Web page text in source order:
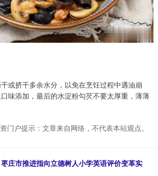
或挤干多余水分，以免在烹饪过程中遇油崩
味添加，最后的水淀粉勾芡不要太厚重，薄薄
门户提示：文章来自网络，不代表本站观点。
庄市推进指向立德树人小学英语评价变革实